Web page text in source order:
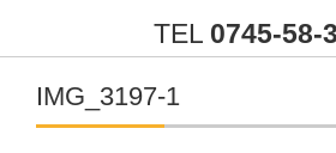
TEL 0745-58-
IMG_3197-1